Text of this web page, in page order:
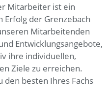
Mitarbeiter ist ein
der Grenzebach
Mitarbeitenden
Entwicklungsangebote,
ihre individuellen,
Ziele zu erreichen.
den besten Ihres Fachs